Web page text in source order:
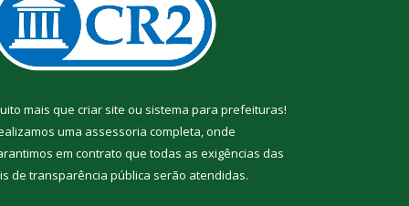
mais que criar site ou sistema para prefeituras!
uma assessoria completa, onde
em contrato que todas as exigências das
de transparência pública serão atendidas.